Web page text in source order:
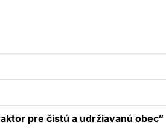
pre čistú a udržiavanú obec“